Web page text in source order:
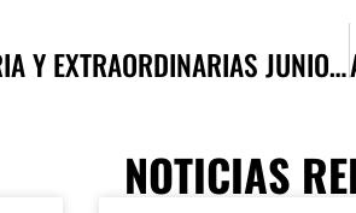
CALENDARIO EVALUACIONES ORDINARIA Y EXTRAORDINARIAS JUNIO 2025/2026
NOTICIAS